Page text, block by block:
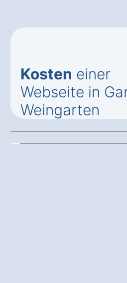
Kosten einer
Webseite in
Weingarten